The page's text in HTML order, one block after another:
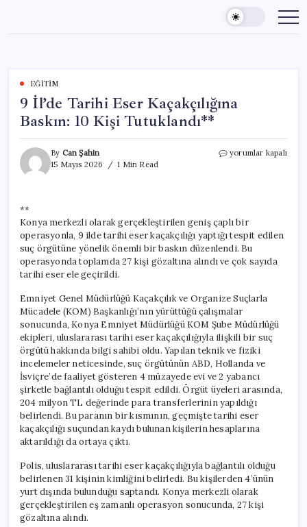
content
EĞITIM
9 İl’de Tarihi Eser Kaçakçılığına
Baskın: 10 Kişi Tutuklandı**
By Can Şahin
15 Mayıs 2026
1 Min Read
9
10
Kişi
Tutuklandı**
için
yorumlar kapalı
**
Konya merkezli olarak gerçekleştirilen geniş çaplı bir
operasyonla, 9 ilde tarihi eser kaçakçılığı yaptığı tespit edilen
suç örgütüne yönelik önemli bir baskın düzenlendi. Bu
operasyonda toplamda 27 kişi gözaltına alındı ve çok sayıda
tarihi eser ele geçirildi.
Emniyet Genel Müdürlüğü Kaçakçılık ve Organize Suçlarla
Mücadele (KOM) Başkanlığı’nın yürüttüğü çalışmalar
sonucunda, Konya Emniyet Müdürlüğü KOM Şube Müdürlüğü
ekipleri, uluslararası tarihi eser kaçakçılığıyla ilişkili bir suç
örgütü hakkında bilgi sahibi oldu. Yapılan teknik ve fiziki
incelemeler neticesinde, suç örgütünün ABD, Hollanda ve
İsviçre’de faaliyet gösteren 4 müzayede evi ve 2 yabancı
şirketle bağlantılı olduğu tespit edildi. Örgüt üyeleri arasında,
204 milyon TL değerinde para transferlerinin yapıldığı
belirlendi. Bu paranın bir kısmının, geçmişte tarihi eser
kaçakçılığı suçundan kaydı bulunan kişilerin hesaplarına
aktarıldığı da ortaya çıktı.
Polis, uluslararası tarihi eser kaçakçılığıyla bağlantılı olduğu
belirlenen 31 kişinin kimliğini belirledi. Bu kişilerden 4’ünün
yurt dışında bulunduğu saptandı. Konya merkezli olarak
gerçekleştirilen eş zamanlı operasyon sonucunda, 27 kişi
gözaltına alındı.